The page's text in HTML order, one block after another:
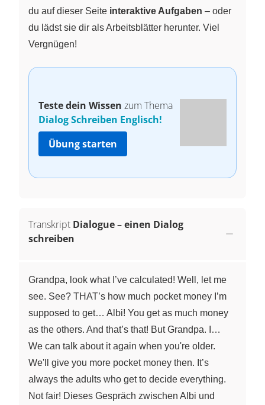
du auf dieser Seite interaktive Aufgaben – oder
du lädst sie dir als Arbeitsblätter herunter. Viel
Vergnügen!
Teste dein Wissen zum Thema
Dialog Schreiben Englisch!
Übung starten
Transkript Dialogue – einen Dialog
schreiben
Grandpa, look what I’ve calculated! Well, let me
see. See? THAT’s how much pocket money I’m
supposed to get… Albi! You get as much money
as the others. And that’s that! But Grandpa. I…
We can talk about it again when you're older.
We'll give you more pocket money then. It’s
always the adults who get to decide everything.
Not fair! Dieses Gespräch zwischen Albi und